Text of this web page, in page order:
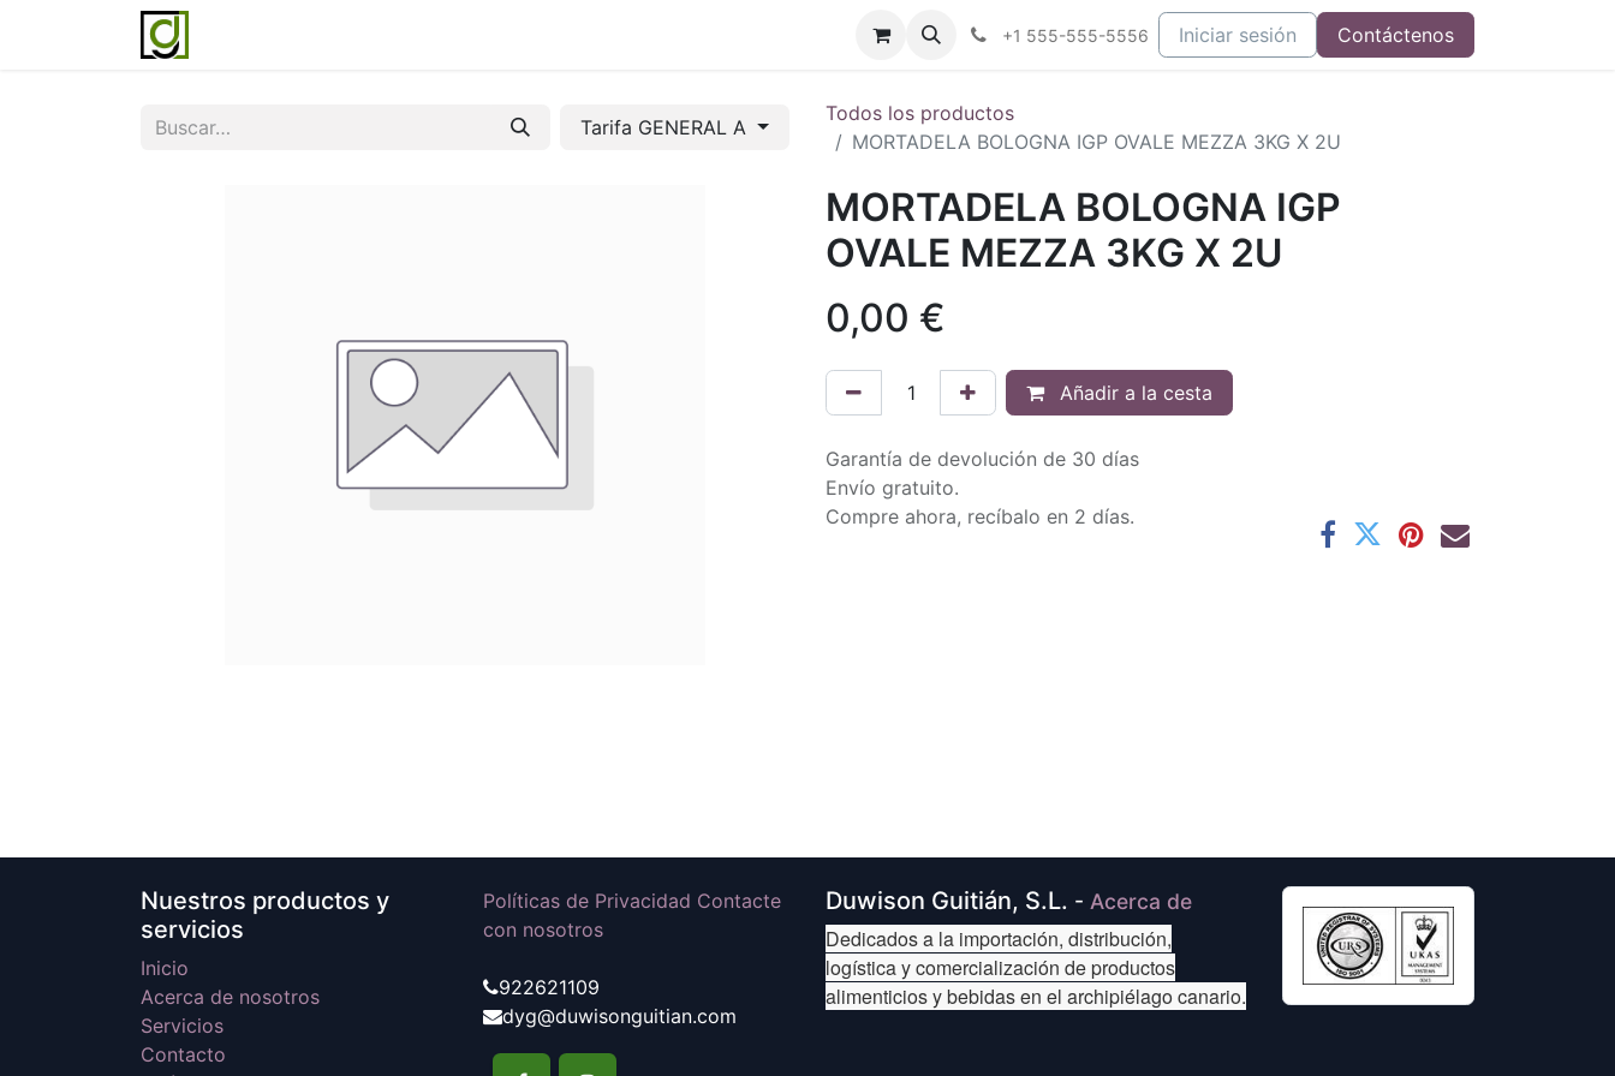
Blog Contáctenos
+1 555-555-5556 Iniciar sesión Contáctenos
Tarifa GENERAL A
Todos los productos
MORTADELA BOLOGNA IGP OVALE MEZZA 3KG X 2U
MORTADELA BOLOGNA IGP
OVALE MEZZA 3KG X 2U
0,00 €
Añadir a la cesta
Garantía de devolución de 30 días
Envío gratuito.
Compre ahora, recíbalo en 2 días.
Nuestros productos y
servicios
Inicio
Acerca de nosotros
Servicios
Contacto
Políticas de Privacidad Contacte
con nosotros
922621109
dyg@duwisonguitian.com
Duwison Guitián, S.L. - Acerca de
Dedicados a la importación, distribución,
logística y comercialización de productos
alimenticios y bebidas en el archipiélago canario.